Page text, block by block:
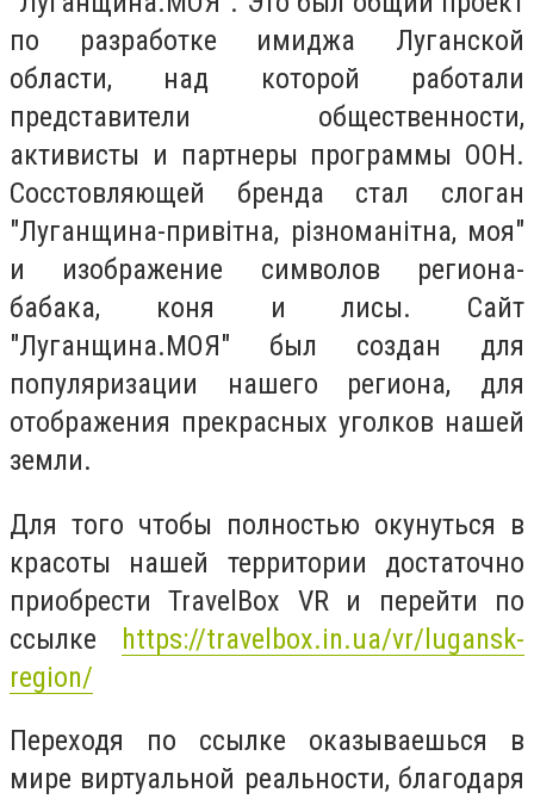
по разработке имиджа Луганской
области, над которой работали
представители общественности,
активисты и партнеры программы ООН.
Сосстовляющей бренда стал слоган
"Луганщина-привітна, різноманітна, моя"
и изображение символов региона-
бабака, коня и лисы. Сайт
"Луганщина.МОЯ" был создан для
популяризации нашего региона, для
отображения прекрасных уголков нашей
земли.
Для того чтобы полностью окунуться в
красоты нашей территории достаточно
приобрести TravelBox VR и перейти по
ссылке https://travelbox.in.ua/vr/lugansk-
region/
Переходя по ссылке оказываешься в
мире виртуальной реальности, благодаря